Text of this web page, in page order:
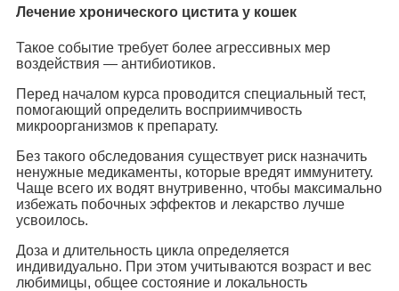
Лечение хронического цистита у кошек
Такое событие требует более агрессивных мер
воздействия — антибиотиков.
Перед началом курса проводится специальный тест,
помогающий определить восприимчивость
микроорганизмов к препарату.
Без такого обследования существует риск назначить
ненужные медикаменты, которые вредят иммунитету.
Чаще всего их водят внутривенно, чтобы максимально
избежать побочных эффектов и лекарство лучше
усвоилось.
Доза и длительность цикла определяется
индивидуально. При этом учитываются возраст и вес
любимицы, общее состояние и локальность